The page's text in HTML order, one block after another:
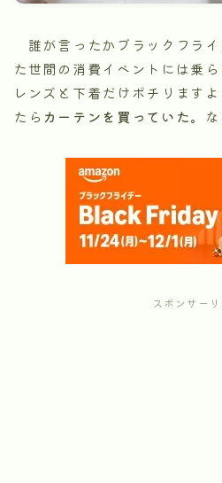
誰が言ったかブラックフラ
た世間の消費イベントには乗
レンズと下着だけポチリます
たら カーテンを買っていた。
スポンサー